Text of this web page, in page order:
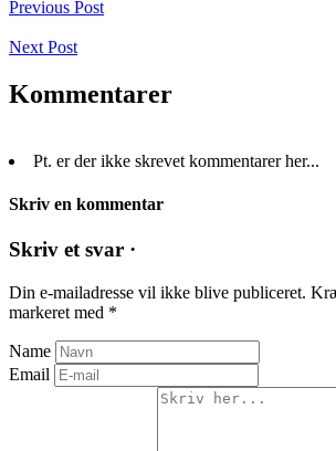
Previous Post
Next Post
Kommentarer
Pt. er der ikke skrevet kommentarer her...
Skriv en kommentar
Skriv et svar ·
Din e-mailadresse vil ikke blive publiceret.
markeret med *
Name
Email